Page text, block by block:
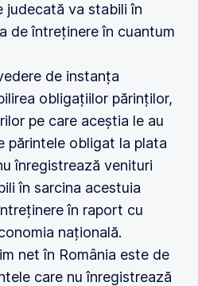
judecată va stabili în
de întreținere în cuantum
de instanța
obligațiilor părinților,
pe care aceștia le au
părintele obligat la plata
înregistrează venituri
în sarcina acestuia
în raport cu
națională.
net în România este de
care nu înregistrează